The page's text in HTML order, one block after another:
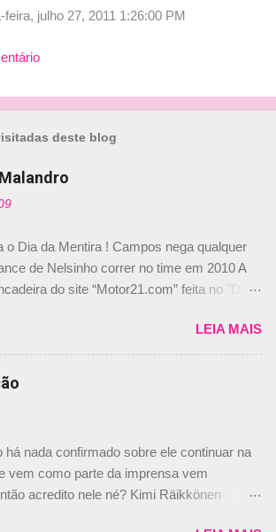
feira, julho 27, 2011 1:26:00 PM
deste blog
o Dia da Mentira ! Campos nega qualquer
de Nelsinho correr no time em 2010 A
do site “Motor21.com” feita no "Día
abril –, afirmando que Nelson Piquet havia
15% das ações da Campos, dando,
isso, um lugar no time a Nelsinho Piquet,
esclarecida de uma vez por todas por
Audetto, diretor da escuderia. O
será o companheiro de Bruno Senna em
"Na verdade, nós recebemos uma oferta
admitiu Audetto. “Mas depois de ter
LEIA MAIS
há nada confirmado sobre ele continuar na
vem como parte da imprensa vem
acredito nele né? Kimi Räikkönen